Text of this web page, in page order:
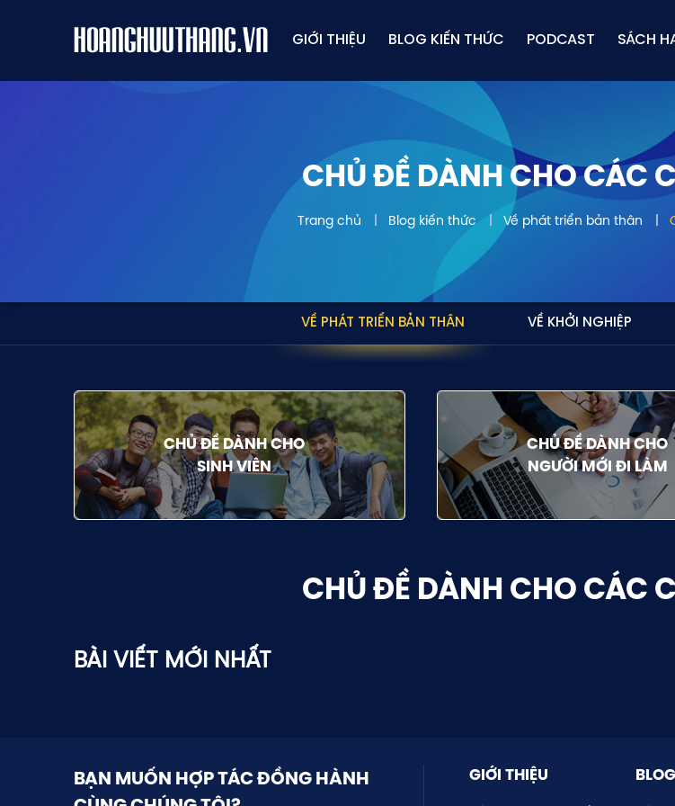
GIỚI THIỆU BLOG KIẾN THỨC PODCAST SÁCH
CHỦ ĐỀ DÀNH CHO CÁC
Trang chủ Blog kiến thức Về phát triển bản thân
VỀ PHÁT TRIỂN BẢN THÂN VỀ KHỞI NGHIỆP
CHỦ ĐỀ DÀNH CHO
SINH VIÊN
CHỦ ĐỀ DÀNH CHO
NGƯỜI MỚI ĐI LÀM
CHỦ ĐỀ DÀNH CHO CÁC
BÀI VIẾT MỚI NHẤT
BẠN MUỐN HỢP TÁC ĐỒNG HÀNH
GIỚI THIỆU